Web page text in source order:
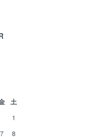
土
1
7
8